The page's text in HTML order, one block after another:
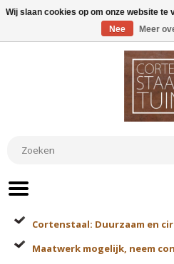
Cortenstaal: Duurzaam en
Maatwerk mogelijk, neem
Wij slaan cookies op om onze website te
Nee
Meer